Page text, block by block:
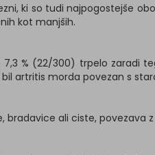
ki so tudi najpogostejše
kot manjših.
% (22/300) trpelo zaradi
bil artritis morda povezan s
bradavice ali ciste,